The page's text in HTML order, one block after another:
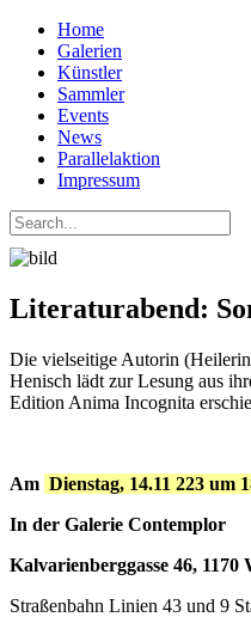
Home
Galerien
Künstler
Sammler
Events
News
Parallelaktion
Impressum
Literaturabend:
Die vielseitige Autorin
Henisch lädt zur Lesung aus
Edition Anima Incognita
Am Dienstag, 14.11 223 um
In der Galerie Contemplor
Kalvarienberggasse 46, 1170
Straßenbahn Linien 43 und 9